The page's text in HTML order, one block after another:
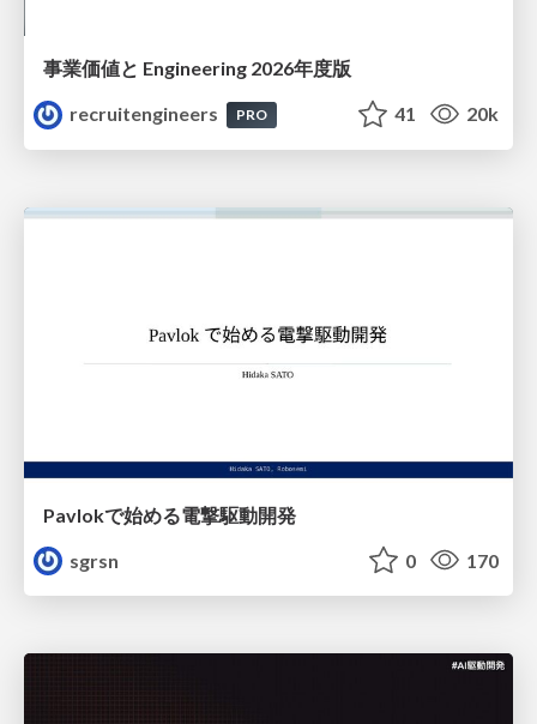
事業価値と Engineering 2026年度版
recruitengineers
PRO 41 20k
Pavlokで始める電撃駆動開発
sgrsn
0 170